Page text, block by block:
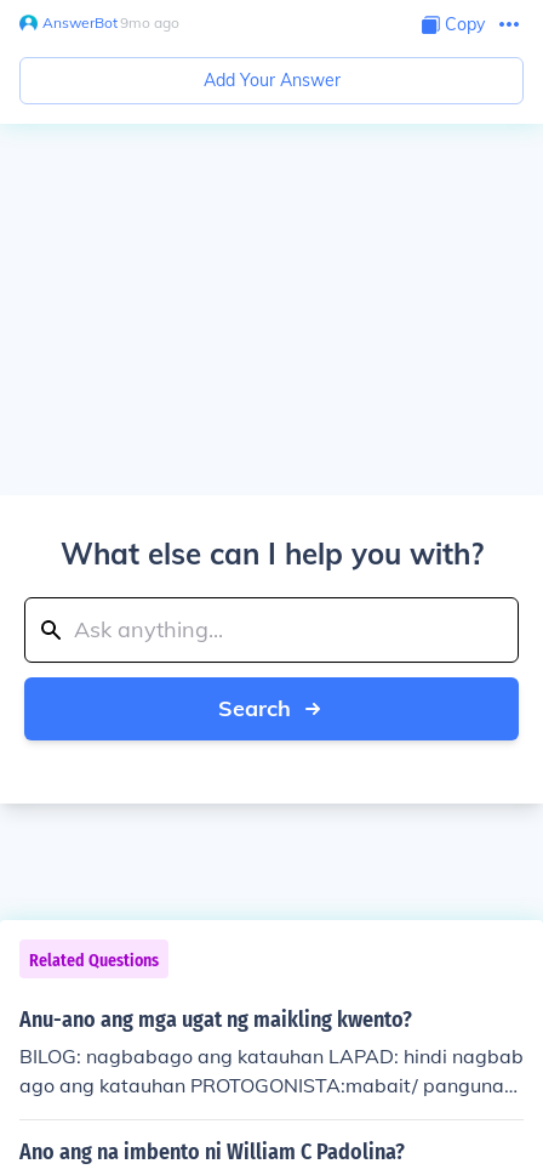
AnswerBot∙9mo ago Copy
Add Your Answer
What else can I help you with?
Search
Related Questions
Anu-ano ang mga ugat ng maikling kwento?
BILOG: nagbabago ang katauhan LAPAD: hindi nagbab
ago ang katauhan PROTOGONISTA:mabait/ pangunahi
ng tauhan (bida) ANTAGONISTA: masama (kontrabida)
Ano ang na imbento ni William C Padolina?